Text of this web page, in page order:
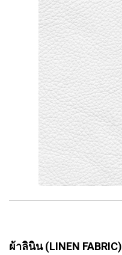
ผ้าลินิน (LINEN FABRIC)